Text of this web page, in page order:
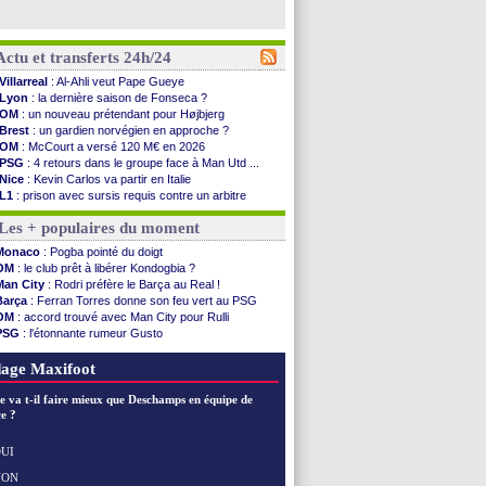
et transferts 24h/24
Villarreal : Al-Ahli veut Pape Gueye
Lyon : la dernière saison de Fonseca ?
OM : un nouveau prétendant pour Højbjerg
Brest : un gardien norvégien en approche ?
OM : McCourt a versé 120 M€ en 2026
PSG : 4 retours dans le groupe face à Man Utd ...
Nice : Kevin Carlos va partir en Italie
L1 : prison avec sursis requis contre un arbitre
Leganés: c'est signé pour Luca Zidane (off.)
Atletico: Ruggeri en route pour Aston Villa
Monaco: Filipe Luis soutient Biereth
Lyon: Mangala prêté à Getafe (officiel)
PSG: Nsoki va signer en Croatie
Arsenal : Naples vise Gabriel Jesus
Real: Mastantuono prêté à la Fiorentina (off.)
Man City : accord avec le Barça pour Rodri ?
Rennes: Haise a prolongé (officiel)
OM: B. Genesio - "ce n'est pas idéal"
PSG: Liverpool va proposer 115 M€ pour ...
Norvège
Monaco
+ populaires du moment
: Pogba pointé du doigt
: le club prêt à libérer Kondogbia ?
City : Rodri préfère le Barça au Real !
: Ferran Torres donne son feu vert au PSG
: accord trouvé avec Man City pour Rulli
: l'étonnante rumeur Gusto
: Owori battu à mort à Kampala
Maxifoot
va t-il faire mieux que Deschamps en équipe de
?